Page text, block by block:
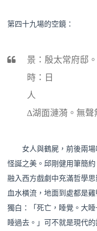
第四十九場的空鏡：
景：殷太常府邸
時：日
人
∆湖面漣漪。無聲
女人與鶴屍，前後兩
怪誕之美。邱剛健用筆簡
融入西方戲劇中充滿哲學
血水橫流，地面到處都是
獨白：「死亡，睡覺。大
睡過去。」可不就是現代